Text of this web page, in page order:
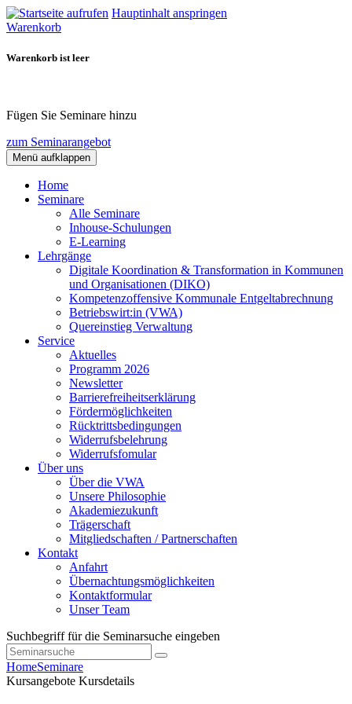
Hauptinhalt anspringen
Warenkorb
Warenkorb ist leer
Fügen Sie Seminare hinzu
zum Seminarangebot
Menü aufklappen
Home
Seminare
Alle Seminare
Inhouse-Schulungen
E-Learning
Lehrgänge
Digitale Koordination & Transformation in Kommunen
und Organisationen (DIKO)
Kompetenzoffensive Kommunale Entgeltabrechnung
Betriebswirt:in (VWA)
Quereinstieg Verwaltung
Service
Aktuelles
Programm 2026
Newsletter
Barrierefreiheitserklärung
Fördermöglichkeiten
Rücktrittsbedingungen
Widerrufsbelehrung
Widerrufsfomular
Über uns
Über die VWA
Unsere Philosophie
Akademiezukunft
Trägerschaft
Mitgliedschaften / Partnerschaften
Kontakt
Anfahrt
Übernachtungsmöglichkeiten
Kontaktformular
Unser Team
Suchbegriff für die Seminarsuche eingeben
HomeSeminare
Kursangebote Kursdetails